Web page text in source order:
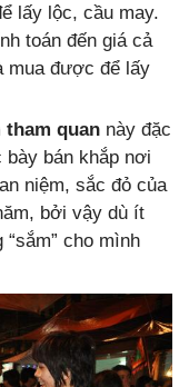
lấy lộc, cầu may.
toán đến giá cả
mua được để lấy
tham quan này đặc
bán khắp nơi
niệm, sắc đỏ của
bởi vậy dù ít
cho mình